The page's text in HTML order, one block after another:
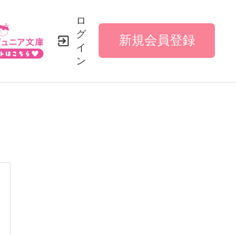
ロ
グ
イ
ン
新規会員登録